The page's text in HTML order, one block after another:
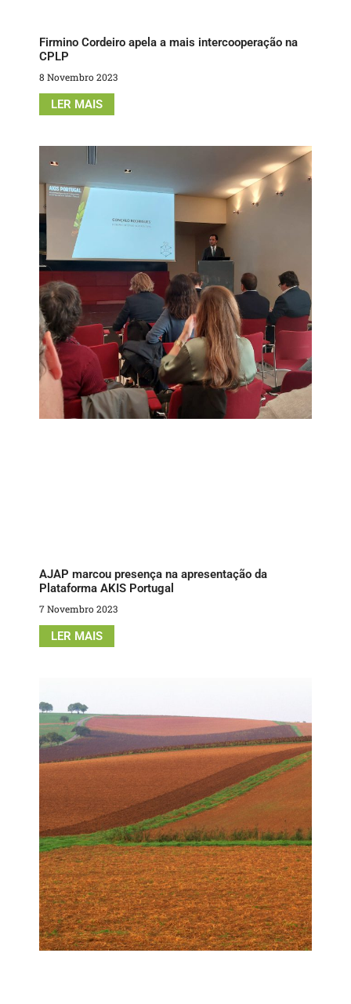
Firmino Cordeiro apela a mais intercooperação na
CPLP
8 Novembro 2023
LER MAIS
AJAP marcou presença na apresentação da
Plataforma AKIS Portugal
7 Novembro 2023
LER MAIS